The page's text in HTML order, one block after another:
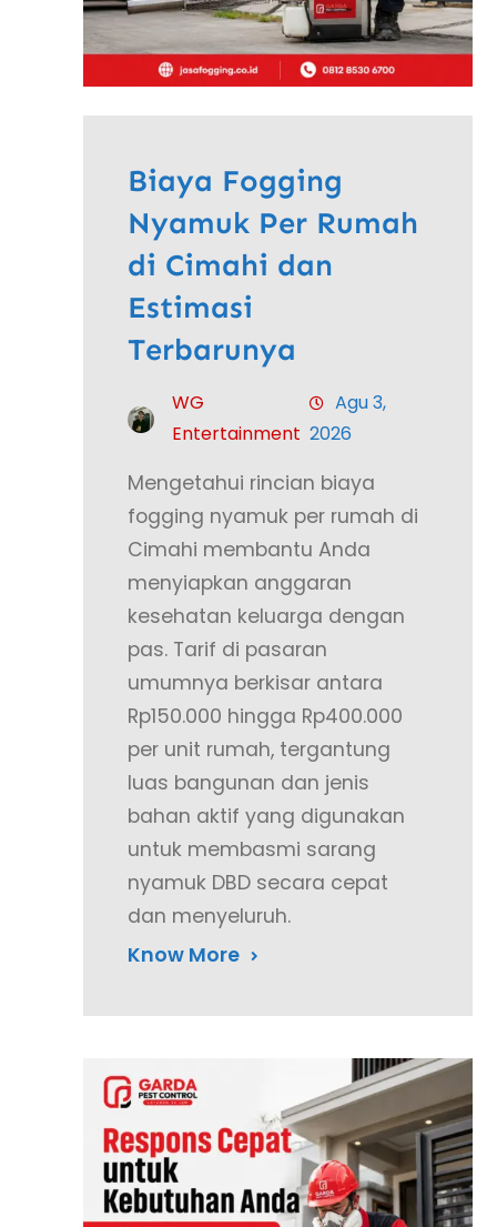
Biaya Fogging
Nyamuk Per Rumah
di Cimahi dan
Estimasi
Terbarunya
WG
Entertainment
Agu 3,
2026
Mengetahui rincian biaya
fogging nyamuk per rumah di
Cimahi membantu Anda
menyiapkan anggaran
kesehatan keluarga dengan
pas. Tarif di pasaran
umumnya berkisar antara
Rp150.000 hingga Rp400.000
per unit rumah, tergantung
luas bangunan dan jenis
bahan aktif yang digunakan
untuk membasmi sarang
nyamuk DBD secara cepat
dan menyeluruh.
Know More